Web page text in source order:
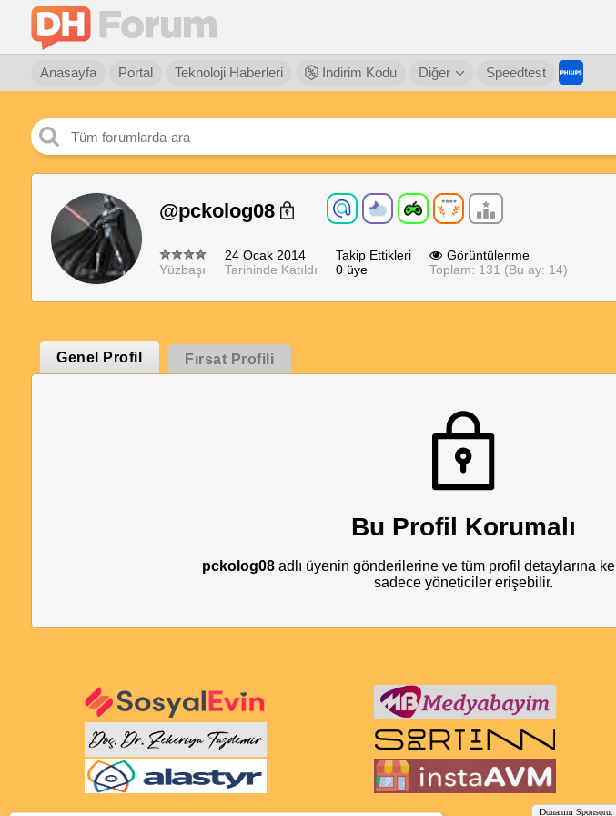
Anasayfa Portal Teknoloji Haberleri İndirim Kodu Diğer Speedtest
@pckolog08
Yüzbaşı
24 Ocak 2014
Tarihinde Katıldı
Takip Ettikleri
0 üye
Görüntülenme
Toplam: 131 (Bu ay: 14)
Genel Profil Fırsat Profili
Bu Profil Korumalı
pckolog08adlı üyenin gönderilerine ve tüm profil detaylarına
sadece yöneticiler erişebilir.
Donanım Sponsoru: